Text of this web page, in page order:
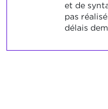
et de
pas
délais